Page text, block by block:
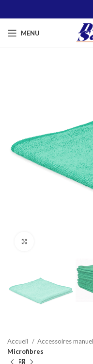
MENU
Accueil Accessoires
Microfibres